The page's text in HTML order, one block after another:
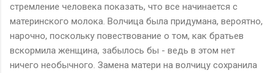
стремление человека показать, что все начинается с
материнского молока. Волчица была придумана, вероятно,
нарочно, поскольку повествование о том, как братьев
вскормила женщина, забылось бы - ведь в этом нет
ничего необычного. Замена матери на волчицу сохранила